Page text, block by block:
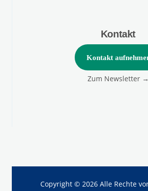
Kontakt
Kontakt
Zum Newsletter →
Copyright © 2026 Alle Rechte